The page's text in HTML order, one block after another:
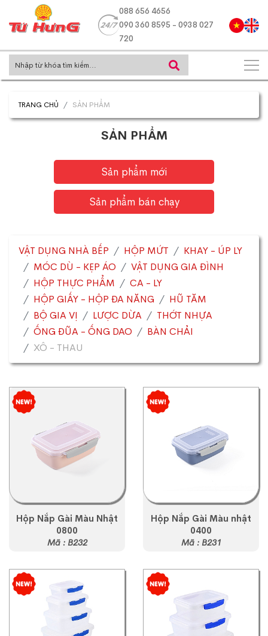
088 656 4656
090 360 8595 - 0938 027
720
TRANG CHỦ SẢN PHẨM
SẢN PHẨM
Sản phẩm mới
Sản phẩm bán chạy
VẬT DỤNG NHÀ BẾP HỘP MỨT
KHAY - ÚP LY
MÓC DÙ - KẸP ÁO
VẬT DỤNG GIA ĐÌNH
HỘP THỰC PHẨM
CA - LY
HỘP GIẤY - HỘP ĐA NĂNG
HŨ TĂM
BỘ GIA VỊ
LƯỢC DỪA
THỚT NHỰA
ỐNG ĐŨA - ỐNG DAO
BÀN CHẢI
XÔ - THAU
Hộp Nắp Gài Màu Nhật
0800
Mã : B232
Hộp Nắp Gài Màu nhật
0400
Mã : B231